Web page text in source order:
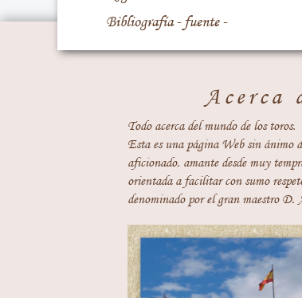
Bibliografía - fuente -
Acerca
Todo acerca del mundo de los toros.
Esta es una página Web sin ánimo
aficionado, amante desde muy
orientada a facilitar con sumo
denominado por el gran maestro